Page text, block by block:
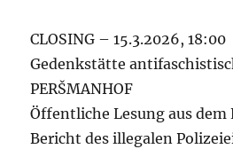
CLOSING – 15.3.2026, 18:00
Gedenkstätte
PERŠMANHOF
Öffentliche Lesung aus
Bericht des illegalen